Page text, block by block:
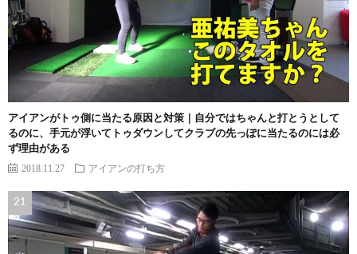
アイアンがトゥ側に当たる原因と対策｜自分ではちゃんと打とうとして
るのに、手元が浮いてトゥダウンしてクラブの先っぽに当たるのには必
ず理由がある
2018.11.27 アイアンの打ち方